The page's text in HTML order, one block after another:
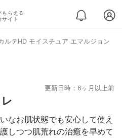
もらえる
サイト
ルテHD モイスチュア エマルジョン
更新日時：6ヶ月以上前
なお肌状態でも安心して使え
しつつ肌荒れの治癒を早めて